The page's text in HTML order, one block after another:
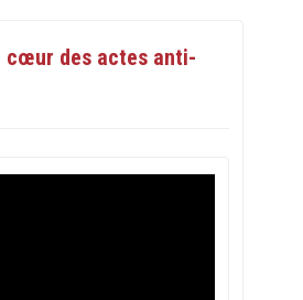
cœur des actes anti-